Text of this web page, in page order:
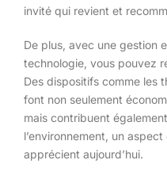
invité qui revient et
De plus, avec une gestion
technologie, vous pouvez
Des dispositifs comme les
font non seulement
mais contribuent
l’environnement, un
apprécient aujourd’hui.